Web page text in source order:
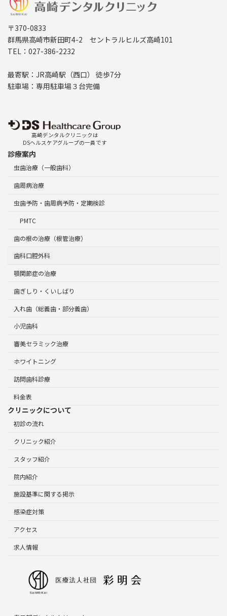
〒370-0833
群馬県高崎市新田町4-2 セントラルヒルズ高崎101
TEL：027-386-2232
最寄駅：JR高崎駅（西口） 徒歩7分
駐車場：専用駐車場３台完備
高崎デンタルクリニックは
DSヘルスケアグループの一員です
診療案内
虫歯治療（一般歯科）
歯周病治療
虫歯予防・歯周病予防・定期検診
PMTC
歯の根の治療（根管治療）
歯科口腔外科
顎関節症の治療
歯ぎしり・くいしばり
入れ歯（総義歯・部分義歯）
小児歯科
審美セラミック治療
ホワイトニング
訪問歯科診療
料金表
クリニックについて
初診の流れ
クリニック紹介
スタッフ紹介
院内紹介
施設基準に関する掲示
感染症対策
アクセス
求人情報